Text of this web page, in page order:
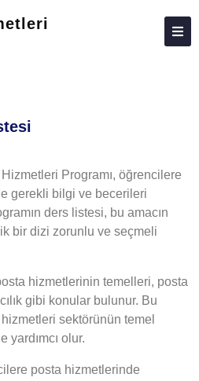
Programı, öğrencilere
gerekli bilgi ve becerileri
ders listesi, bu amacın
bir dizi zorunlu ve seçmeli
hizmetlerinin temelleri, posta
gibi konular bulunur. Bu
sektörünün temel
yardımcı olur.
posta hizmetlerinde